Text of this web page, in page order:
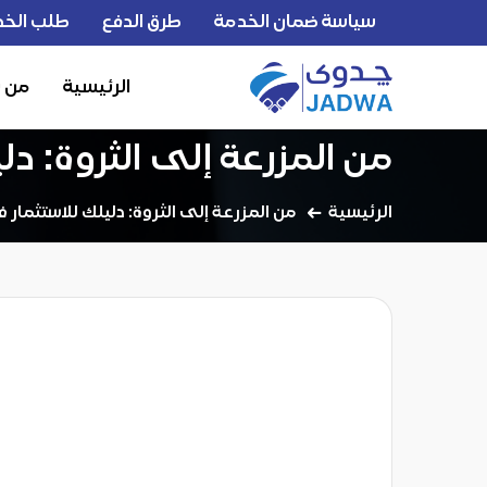
سياسة ضمان الخدمة طرق الدفع طلب
الرئيسية من
من المزرعة إلى الثروة:
الرئيسية من المزرعة إلى الثروة: دليلك